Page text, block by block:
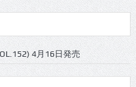
4月16日発売